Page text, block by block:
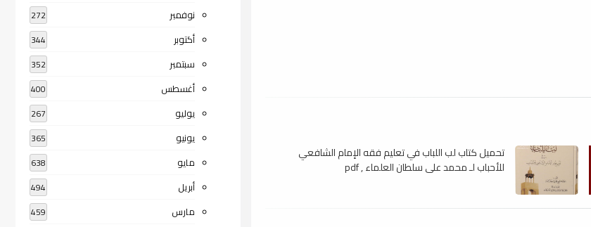
تحميل كتاب لب اللباب في تعليم فقه الإمام الشافعي
للأحباب لـ محمد علي سلطان العلماء , pdf
نوفمبر 272
أكتوبر 344
سبتمبر 352
أغسطس 400
يوليو 267
يونيو 365
مايو 638
أبريل 494
مارس 459